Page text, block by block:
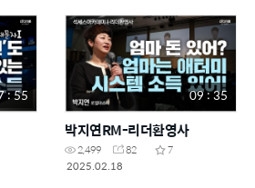
: 55 09 : 35
박지연RM-리더환영사
2,499 82
7
2025.02.18